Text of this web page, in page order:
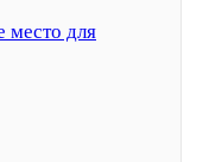
место для